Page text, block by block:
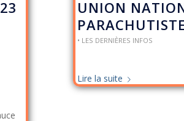
UNION
• LES DERNIÈRES INFOS
Lire la suite